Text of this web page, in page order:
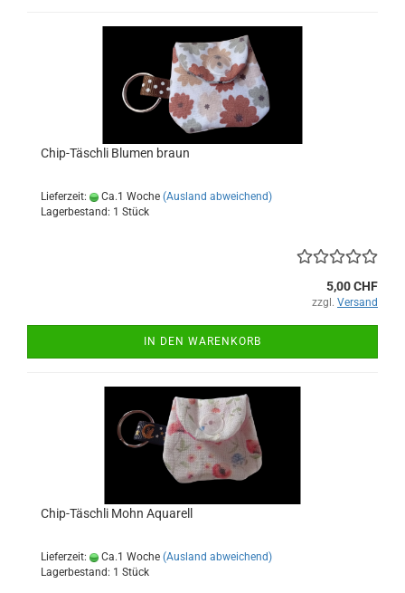
Chip-Täschli Blumen braun
Lieferzeit: Ca.1 Woche (Ausland abweichend)
Lagerbestand: 1 Stück
5,00 CHF
zzgl. Versand
IN DEN WARENKORB
Chip-Täschli Mohn Aquarell
Lieferzeit: Ca.1 Woche (Ausland abweichend)
Lagerbestand: 1 Stück